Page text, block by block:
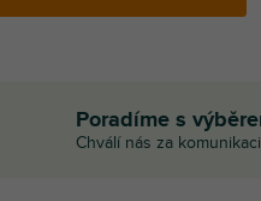
Poradíme s
Chválí nás za komunikaci